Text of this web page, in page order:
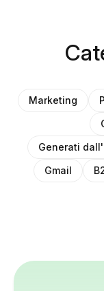
Marketing
Generati
Gmail